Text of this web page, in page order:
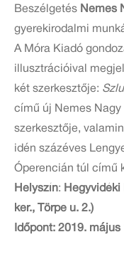
Beszélgetés Nemes
gyerekirodalmi
A Móra Kiadó
illusztrációival
két szerkesztője:
című új Nemes
szerkesztője,
idén százéves
Óperencián túl című
Helyszín: Hegyvidéki
ker., Törpe u. 2.)
Időpont: 2019.